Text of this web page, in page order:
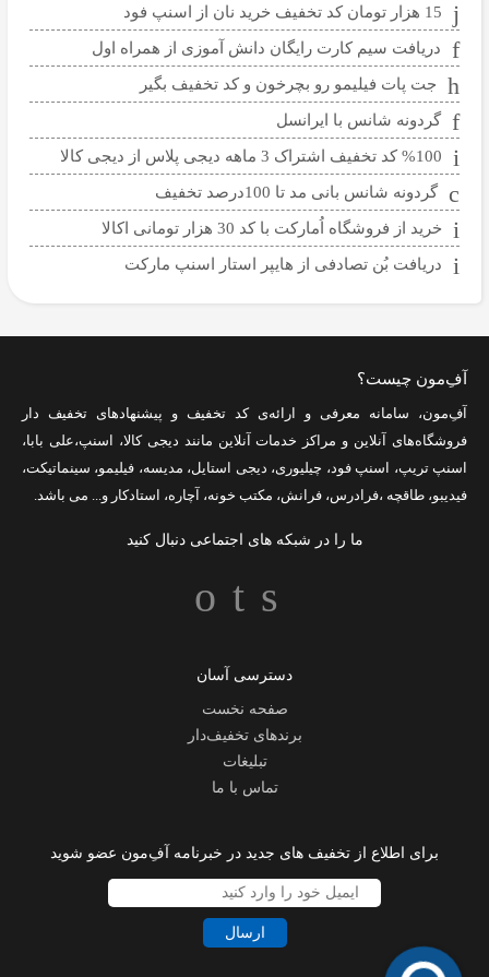
15 هزار تومان کد تخفیف خرید نان از اسنپ فود
دریافت سیم کارت رایگان دانش آموزی از همراه اول
جت پات فیلیمو رو بچرخون و کد تخفیف بگیر
گردونه شانس با ایرانسل
%100 کد تخفیف اشتراک 3 ماهه دیجی پلاس از دیجی کالا
گردونه شانس بانی مد تا 100درصد تخفیف
خرید از فروشگاه اُمارکت با کد 30 هزار تومانی اکالا
دریافت بُن تصادفی از هایپر استار اسنپ مارکت
آفِ‌مون چیست؟
آفِ‌مون، سامانه معرفی و ارائه‌یکد تخفیف و پیشنهادهای تخفیف دار
فروشگاه‌های آنلاین و مراکز خدمات آنلاین مانند دیجی کالا، اسنپ،علی بابا،
اسنپ تریپ، اسنپ فود ، چیلیوری، دیجی استایل، مدیسه، فیلیمو، سینماتیکت،
فیدیبو، طاقچه ،فرادرس، فرانش، مکتب خونه، آچاره، استادکار و... می باشد.
ما را در شبکه های اجتماعی دنبال کنید
دسترسی آسان
صفحه نخست
برندهای تخفیف‌دار
تبلیغات
تماس با ما
برای اطلاع از تخفیف های جدید در خبرنامه آفِ‌مون عضو شوید
ارسال